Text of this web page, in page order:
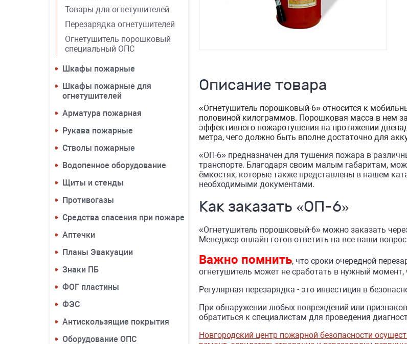
Товары для огнетушителей
Перезарядка огнетушителей
Огнетушитель порошковый
специальный ОПС
Шкафы пожарные
Шкафы пожарные для
огнетушителей
Арматура пожарная
Рукава пожарные
Стволы пожарные
Водопенное оборудование
Щиты и стенды
Противогазы
Средства спасения при пожаре
Аптечки
Планы Эвакуации
Знаки ПБ
ФОГ пластины
ФЭС
Антискользящие покрытия
Оборудование ОПС
Описание товара
«Огнетушитель порошковый-6» относится к
половиной килограммов. Порошковая масса в нем
эффективного пожаротушения на протяжении
метра, чего должно быть вполне достаточно для
«ОП-6» предназначен для тушения пожара в
транспорте. Благодаря своим малым габаритам,
ёмкостях, которые также представлены в нашем
необходимыми документами.
Как заказать «ОП-6»
«Огнетушитель порошковый-6» можно заказать
Менеджер онлайн готов ответить на все ваши
Важно помнить, что сроки очередной
огнетушитель может не сработать в нужный
Регулярная перезарядка - это инвестиция в
При обнаружении любых повреждений или
обратиться к специалистам для проведения
Новгородский центр пожарной безопасности